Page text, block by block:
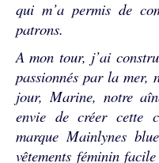
qui m’a permis de
patrons.
A mon tour, j’ai
passionnés par la mer,
jour, Marine, notre
envie de créer cette
marque Mainlynes
vêtements féminin